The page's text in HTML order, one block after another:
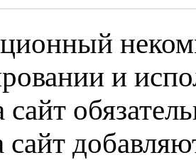
и
сайт